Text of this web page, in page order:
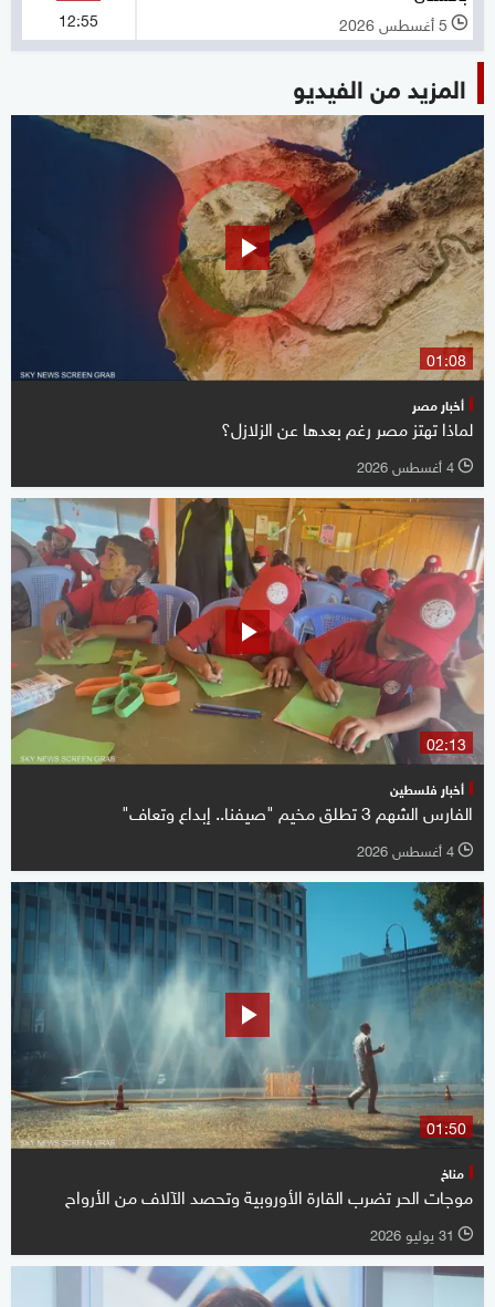
l 5 أغسطس 2026 12:55
المزيد من الفيديو
01:08
أخبار مصر
لماذا تهتز مصر رغم بعدها عن الزلازل؟
l 4 أغسطس 2026
02:13
أخبار فلسطين
الفارس الشهم 3 تطلق مخيم "صيفنا.. إبداع وتعاف"
l 4 أغسطس 2026
01:50
مناخ
موجات الحر تضرب القارة الأوروبية وتحصد الآلاف من الأرواح
l 31 يوليو 2026